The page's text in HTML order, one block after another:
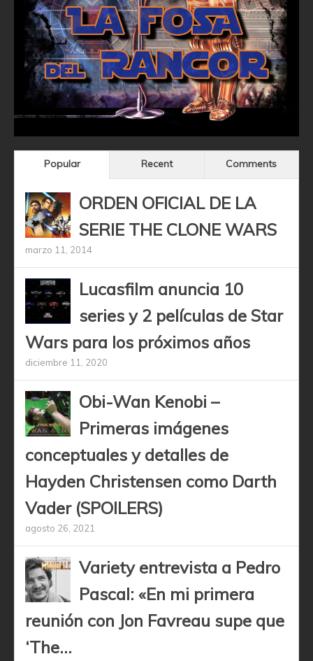
Popular Recent Comments
ORDEN OFICIAL DE LA
SERIE THE CLONE WARS
marzo 11, 2014
Lucasfilm anuncia 10
series y 2 películas de Star
Wars para los próximos años
diciembre 11, 2020
Obi-Wan Kenobi –
Primeras imágenes
conceptuales y detalles de
Hayden Christensen como Darth
Vader (SPOILERS)
agosto 26, 2021
Variety entrevista a Pedro
Pascal: «En mi primera
reunión con Jon Favreau supe que
‘The...